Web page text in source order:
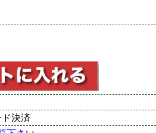
決済